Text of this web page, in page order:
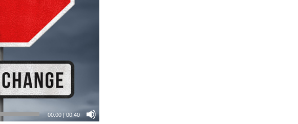
00:00|00:40